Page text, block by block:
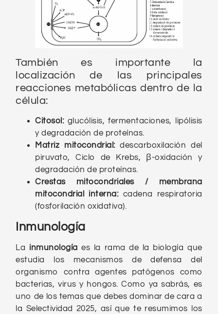
También es importante la
localización de las principales
reacciones metabólicas dentro de la
célula:
Citosol:glucólisis, fermentaciones, lipólisis
y degradación de proteínas.
Matriz mitocondrial:descarboxilación del
piruvato, Ciclo de Krebs, β-oxidación y
degradación de proteínas.
Crestas mitocondriales / membrana
mitocondrial interna:cadena respiratoria
(fosforilación oxidativa).
Inmunología
La inmunología es la rama de la biología que
estudia los mecanismos de defensa del
organismo contra agentes patógenos como
bacterias, virus y hongos. Como ya sabrás, es
uno de los temas que debes dominar de cara a
la Selectividad 2025, así que te resumimos los